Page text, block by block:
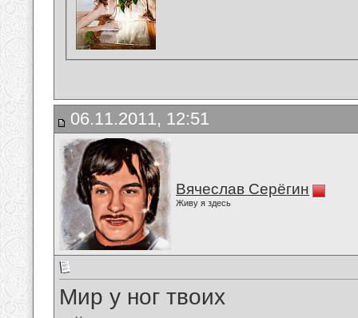
06.11.2011, 12:51
Вячеслав Серёгин
Живу я здесь
Мир у ног твоих